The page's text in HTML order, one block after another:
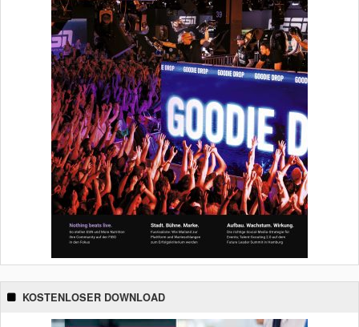
KOSTENLOSER DOWNLOAD